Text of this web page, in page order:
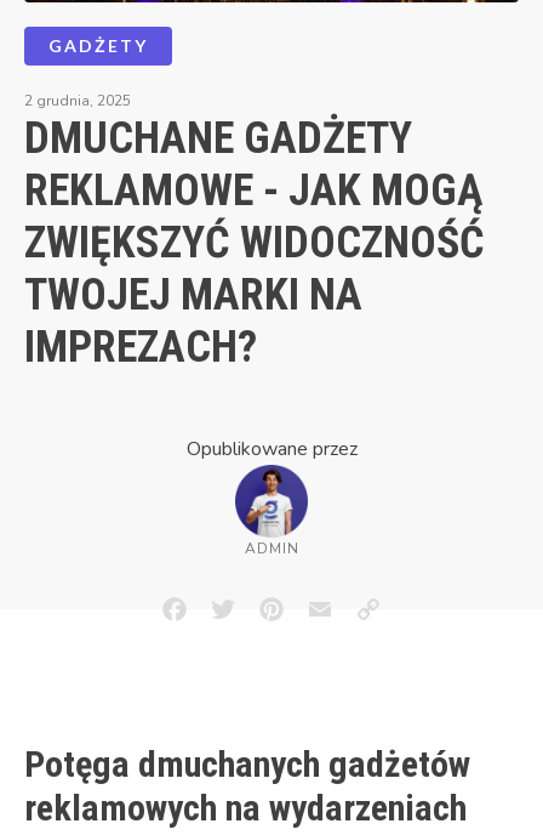
GADŻETY
2 grudnia, 2025
DMUCHANE GADŻETY
REKLAMOWE - JAK MOGĄ
ZWIĘKSZYĆ WIDOCZNOŚĆ
TWOJEJ MARKI NA
IMPREZACH?
Opublikowane przez
ADMIN
FacebookTwitterPinterestEmailCopy
Potęga dmuchanych gadżetów
reklamowych na wydarzeniach